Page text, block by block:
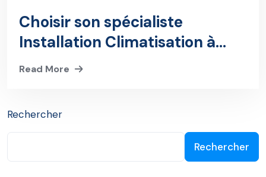
Choisir son spécialiste
Installation Climatisation à
hyères
Read More
Rechercher
Rechercher